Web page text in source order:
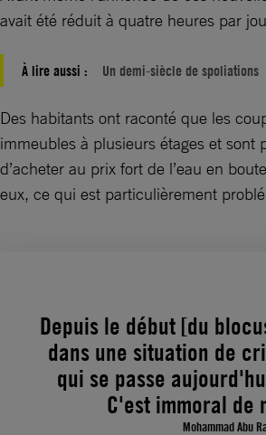
avait été réduit à quatre heures par
À lire aussi : Un demi-siècle de spoliations
Des habitants ont raconté que les
immeubles à plusieurs étages et sont
d’acheter au prix fort de l’eau en
eux, ce qui est particulièrement
Depuis le début [du
dans une situation de
qui se passe
C'est immoral de
Mohammad Abu